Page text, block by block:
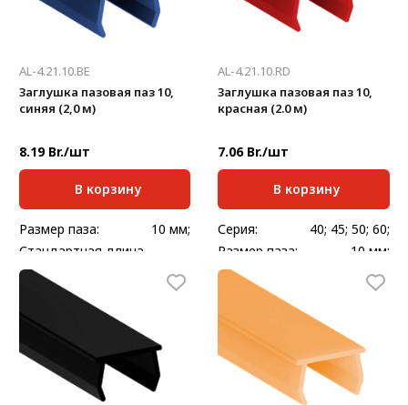
AL-4.21.10.BE
Заглушка пазовая паз 10,
синяя (2,0 м)
8.19 Br./шт
В корзину
Размер паза:
10 мм;
Стандартная длина,
мм:
Масса, кг/шт:
0,068
AL-4.21.10.RD
Заглушка пазовая паз 10,
красная (2.0 м)
7.06 Br./шт
В корзину
Серия:
40; 45; 50; 60;
Размер паза:
10 мм;
Стандартная длина,
2000
Масса, кг/шт: